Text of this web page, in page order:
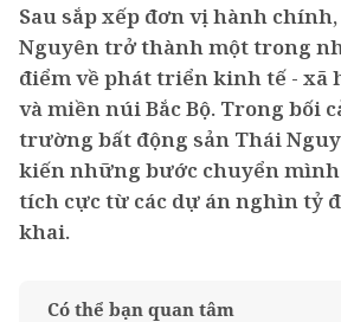
Sau sắp xếp đơn vị hành
Nguyên trở thành một trong
điểm về phát triển kinh tế - xã
và miền núi Bắc Bộ. Trong bối
trường bất động sản Thái
kiến những bước chuyển
tích cực từ các dự án nghìn tỷ
khai.
Có thể bạn quan tâm